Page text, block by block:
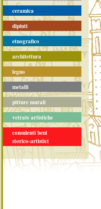
ceramica
dipinti
etnografico
architettura
legno
metalli
pitture murali
vetrate artistiche
consulenti beni
storico-artistici